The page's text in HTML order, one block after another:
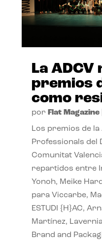
La
premios
como
por Flat Magazine|
Los premios de la
Professionals del
Comunitat
repartidos entre
Yonoh, Meike
para Viccarbe,
ESTUDI {H}AC,
Martínez,
Brand and